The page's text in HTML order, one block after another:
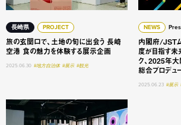
長崎県 PROJECT
旅の玄関口で、土地の旬に出会う 長崎
空港 食の魅力を体験する展示企画
2025.06.30 #地方自治体 #展示 #観光
NEWS
内閣府/JST
度が目指す未
ク、2025年
総合プロデュ
2025.06.23 #展示
環境課題への気づきをデザイン 目に見